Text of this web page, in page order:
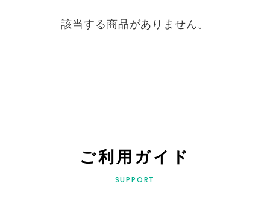
該当する商品がありません。
ご利用ガイド
SUPPORT